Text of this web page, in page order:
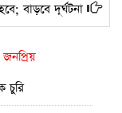
বাড়বে দূর্ঘটনা
জনপ্রিয়
চুরি